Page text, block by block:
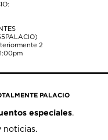
2
PALACIO
especiales.
noticias.